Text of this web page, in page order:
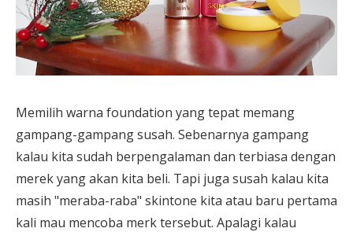
Memilih warna foundation yang tepat memang
gampang-gampang susah. Sebenarnya gampang
kalau kita sudah berpengalaman dan terbiasa dengan
merek yang akan kita beli. Tapi juga susah kalau kita
masih "meraba-raba" skintone kita atau baru pertama
kali mau mencoba merk tersebut. Apalagi kalau